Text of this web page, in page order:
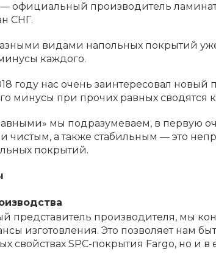
официальный производитель
СНГ.
видами напольных покрытий
каждого.
году нас очень заинтересовал
минусы при прочих равных сводятся
мы подразумеваем, в первую
чистым, а также стабильным — это
покрытий.
представитель производителя, мы
изготовления. Это позволяет нам
свойствах SPC-покрытия Fargo, но и в